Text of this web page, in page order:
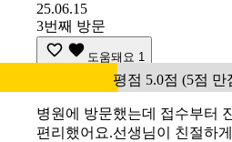
25.06.15
3번째 방문
도움돼요 1
평점 5.0점 (5점 만
병원에 방문했는데 접수부터
편리했어요.선생님이 친절하